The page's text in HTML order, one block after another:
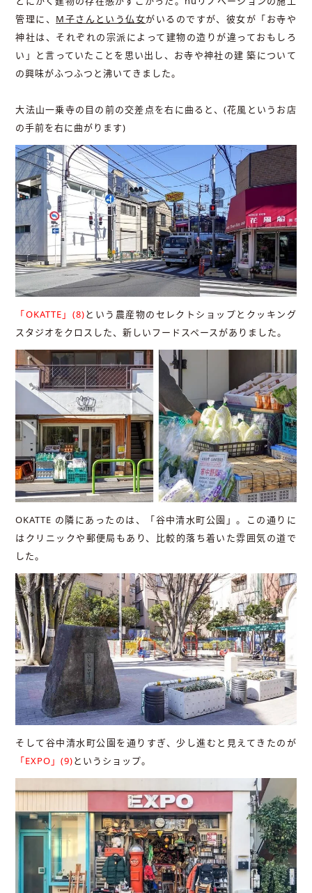
管理に、 M子さんという仏女がいるのですが、彼女が「お寺や
神社は、それぞれの宗派によって建物の造りが違っておもしろ
い」と言っていたことを思い出し、お寺や神社の建 築について
の興味がふつふつと沸いてきました。
大法山一乗寺の目の前の交差点を右に曲ると、(花風というお店
の手前を右に曲がります)
「OKATTE」(8)という農産物のセレクトショップとクッキング
スタジオをクロスした、新しいフードスペースがありました。
OKATTE の隣にあったのは、「谷中清水町公園」。この通りに
はクリニックや郵便局もあり、比較的落ち着いた雰囲気の道で
した。
そして谷中清水町公園を通りすぎ、少し進むと見えてきたのが
「EXPO」(9)というショップ。